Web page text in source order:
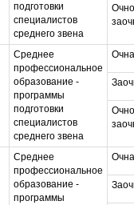
подготовки
специалистов
среднего звена
Среднее
профессиональное
образование -
программы
подготовки
специалистов
среднего звена
Среднее
профессиональное
образование -
программы